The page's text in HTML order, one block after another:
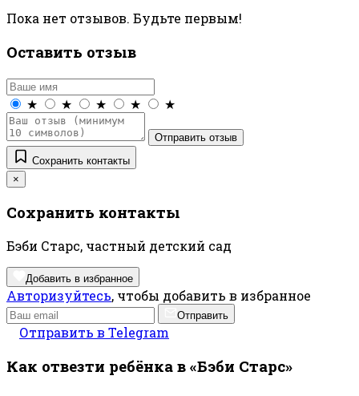
Пока нет отзывов. Будьте первым!
Оставить отзыв
★ ★ ★ ★ ★
Отправить отзыв
Сохранить контакты
×
Сохранить контакты
Бэби Старс, частный детский сад
Добавить в избранное
Авторизуйтесь, чтобы добавить в избранное
Отправить
Отправить в Telegram
Как отвезти ребёнка в «Бэби Старс»